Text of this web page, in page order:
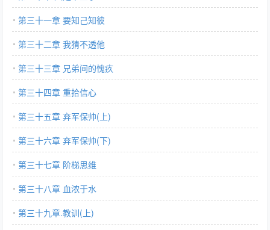
第三十一章 要知己知彼
第三十二章 我猜不透他
第三十三章 兄弟间的愧疚
第三十四章 重拾信心
第三十五章 弃军保帅(上)
第三十六章 弃军保帅(下)
第三十七章 阶梯思维
第三十八章 血浓于水
第三十九章.教训(上)